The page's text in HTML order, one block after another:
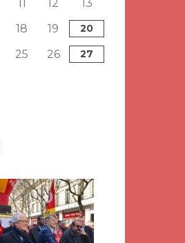
11 12
13
18 19 20
25 26 27